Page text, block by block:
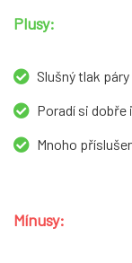
Plusy:
Slušný tlak páry
Poradí si
Mnoho
Mínusy: